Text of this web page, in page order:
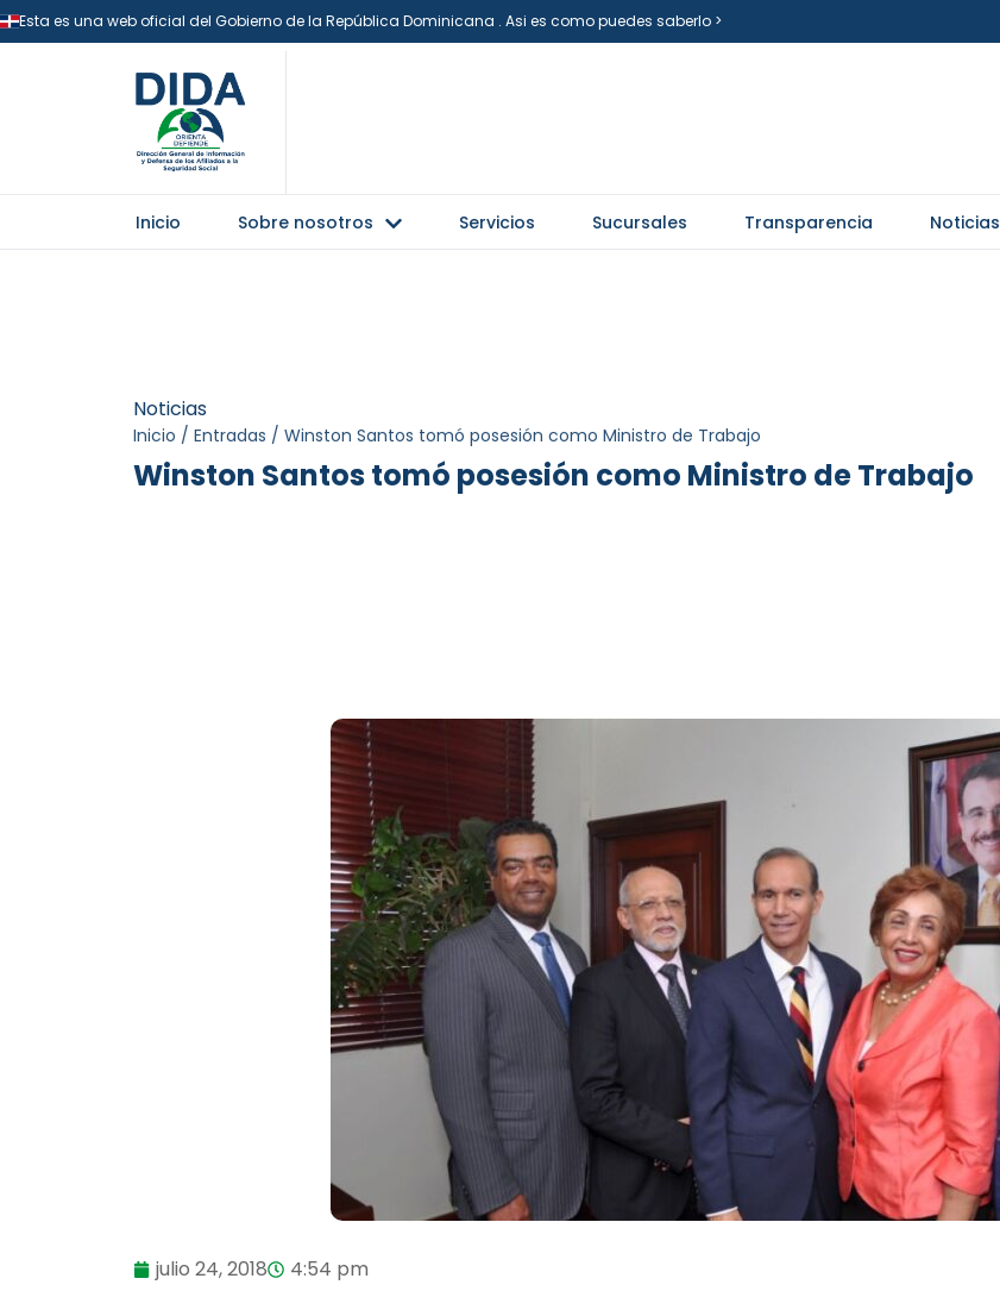
Esta es una web oficial del Gobierno de la República Dominicana . Asi es como puedes saberlo >
Inicio Sobre nosotros Servicios Sucursales Transparencia Noticias
Noticias
Inicio / Entradas / Winston Santos tomó posesión como Ministro de Trabajo
Winston Santos tomó posesión como Ministro de Trabajo
julio 24, 2018 4:54 pm